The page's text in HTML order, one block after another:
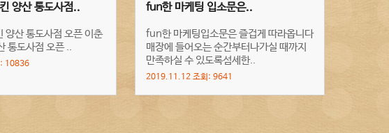
양산 통도사점..
양산 통도사점 오픈 이춘
통도사점 오픈 ..
10836
fun한 마케팅 입소문은..
fun한 마케팅입소문은 즐겁게 따라옵니다
매장에 들어오는 순간부터나가실 때까지
만족하실 수 있도록섬세한..
2019.11.12 조회: 9641